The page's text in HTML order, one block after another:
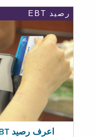
رصيد EBT
اعرف رصيد EBT الخاص بك